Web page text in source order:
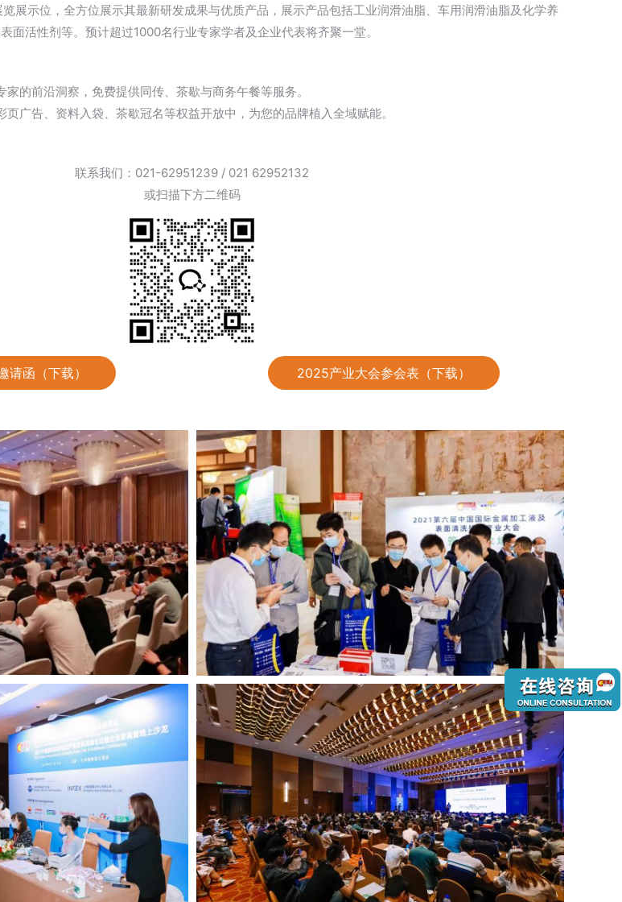
展示位，全方位展示其最新研发成果与优质产品，展示产品包括工业润滑油脂、车用润滑油脂及化学养
面活性剂等。预计超过1000名行业专家学者及企业代表将齐聚一堂。
家的前沿洞察，免费提供同传、茶歇与商务午餐等服务。
页广告、资料入袋、茶歇冠名等权益开放中，为您的品牌植入全域赋能。
联系我们：021-62951239 / 021 62952132
或扫描下方二维码
函（下载） 2025产业大会参会表（下载）